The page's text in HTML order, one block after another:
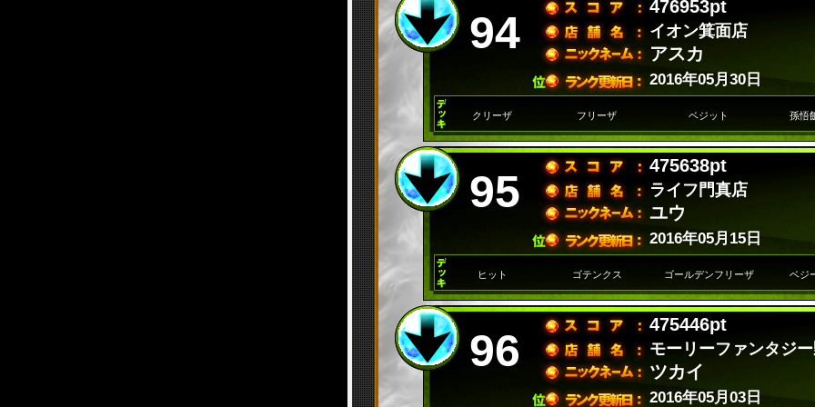
94
476953pt
イオン箕面店
2016年05月30日
アスカ
クリーザ フリーザ ベジット 孫悟
95
475638pt
ライフ門真店
2016年05月15日
ユウ
ヒット ゴテンクス ゴールデンフリーザ ベジ
96
475446pt
モーリーファンタジ
2016年05月03日
ツカイ